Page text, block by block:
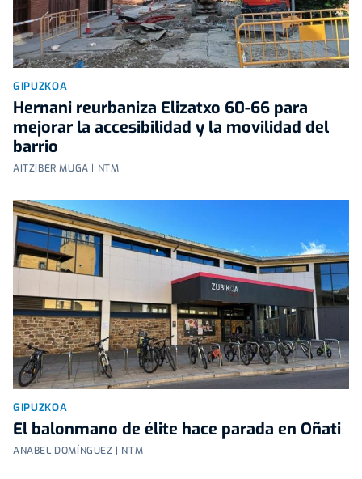
GIPUZKOA
Hernani reurbaniza Elizatxo 60-66 para
mejorar la accesibilidad y la movilidad del
barrio
AITZIBER MUGA | NTM
GIPUZKOA
El balonmano de élite hace parada en Oñati
ANABEL DOMÍNGUEZ | NTM